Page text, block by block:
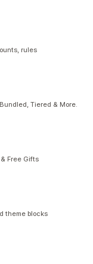
rules
Tiered & More.
Free Gifts
theme blocks